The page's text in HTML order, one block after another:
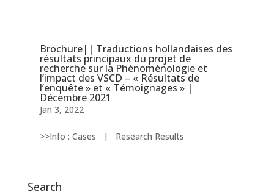
Brochure|| Traductions hollandaises des
résultats principaux du projet de
recherche sur la Phénoménologie et
l’impact des VSCD – « Résultats de
l’enquête » et « Témoignages » |
Décembre 2021
Jan 3, 2022
>>Info : Cases | Research Results
Search